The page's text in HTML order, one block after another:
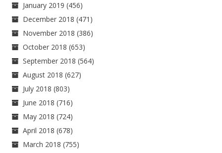
January 2019 (456)
December 2018 (471)
November 2018 (386)
October 2018 (653)
September 2018 (564)
August 2018 (627)
July 2018 (803)
June 2018 (716)
May 2018 (724)
April 2018 (678)
March 2018 (755)